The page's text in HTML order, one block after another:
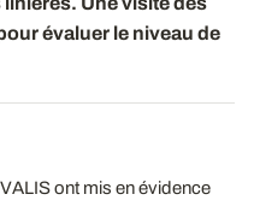
évaluer le niveau de
ont mis en évidence